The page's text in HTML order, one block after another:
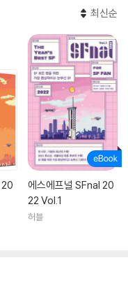
최신순
20
에스에프널 SFnal 20
22 Vol.1
허블